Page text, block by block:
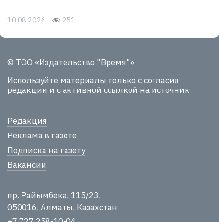
10.08.2026 251
© ТОО «Издательство "Время"»
Используйте материалы только с согласия
редакции и с активной ссылкой на источник
Редакция
Реклама в газете
Подписка на газету
Вакансии
пр. Райымбека, 115/23,
050016, Алматы, Казахстан